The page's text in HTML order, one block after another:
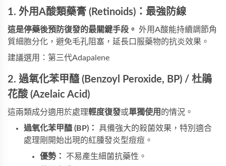
1. 外用A酸類藥膏 (Retinoids)：最強防線
這是停藥後預防復發的最關鍵手段。 外用A酸能持續調節角
質細胞分化，避免毛孔阻塞，延長口服藥物的抗炎效果。
建議選用：第三代Adapalene
2. 過氧化苯甲醯 (Benzoyl Peroxide, BP) / 杜鵑
花酸 (Azelaic Acid)
這兩類成分適用於處理輕度復發或單獨使用 的情況。
過氧化苯甲醯 (BP)：
具備強大的殺菌效果，特別適合
處理剛開始出現的紅腫發炎型痘痘。
優勢：
不易產生細菌抗藥性。